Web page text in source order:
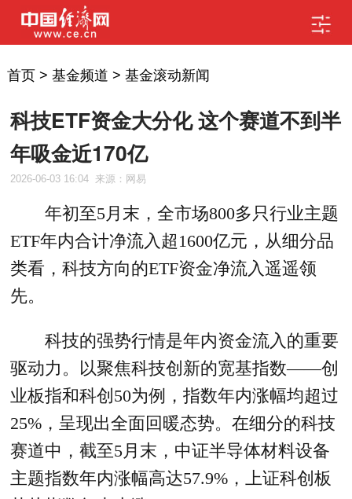
首页> 基金频道 > 基金滚动新闻
科技ETF资金大分化 这个赛道不到半
年吸金近170亿
2026-06-03 16:04 来源：网易
年初至5月末，全市场800多只行业主题
ETF年内合计净流入超1600亿元，从细分品
类看，科技方向的ETF资金净流入遥遥领
先。
科技的强势行情是年内资金流入的重要
驱动力。以聚焦科技创新的宽基指数——创
业板指和科创50为例，指数年内涨幅均超过
25%，呈现出全面回暖态势。在细分的科技
赛道中，截至5月末，中证半导体材料设备
主题指数年内涨幅高达57.9%，上证科创板